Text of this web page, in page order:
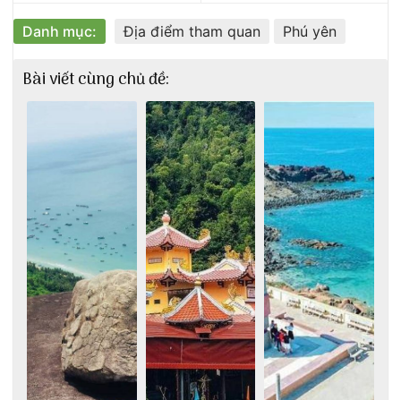
Danh mục: Địa điểm tham quan Phú yên
Bài viết cùng chủ đề: